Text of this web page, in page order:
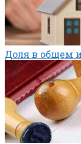
Доля в общем